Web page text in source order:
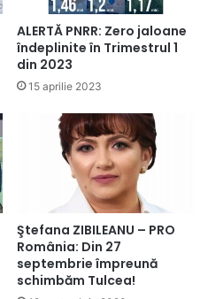
ALERTĂ PNRR: Zero jaloane
îndeplinite în Trimestrul 1
din 2023
15 aprilie 2023
Ştefana ZIBILEANU – PRO
România: Din 27
septembrie împreună
schimbăm Tulcea!